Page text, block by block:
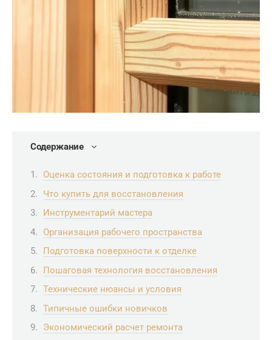
Содержание
Оценка состояния и подготовка к работе
Что купить для восстановления
Инструментарий мастера
Организация рабочего пространства
Подготовка поверхности к отделке
Пошаговая технология восстановления
Технические нюансы и условия
Типичные ошибки новичков
Экономический расчет ремонта